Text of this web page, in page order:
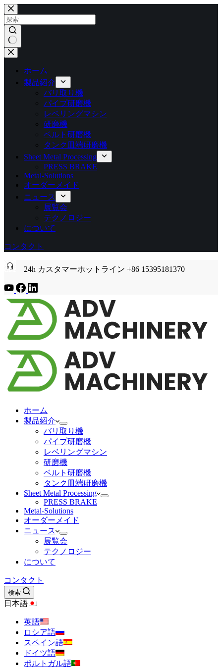
コ
ン
テ
ン
ツ
へ
結
ホーム
製品紹介
バリ取り機
パイプ研磨機
レベリングマシン
研磨機
ベルト研磨機
タンク皿端研磨機
Sheet Metal Processing
PRESS BRAKE
Metal-Solutions
オーダーメイド
ニュース
展覧会
テクノロジー
について
コンタクト
24h カスタマーホットライン +86 15395181370
ホーム
製品紹介
バリ取り機
パイプ研磨機
レベリングマシン
研磨機
ベルト研磨機
タンク皿端研磨機
Sheet Metal Processing
PRESS BRAKE
Metal-Solutions
オーダーメイド
ニュース
展覧会
テクノロジー
について
コンタクト
検索
日本語
英語
ロシア語
スペイン語
ドイツ語
ポルトガル語